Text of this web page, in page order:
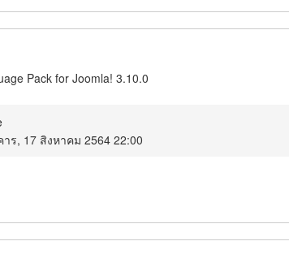
Pack for Joomla! 3.10.0
าร, 17 สิงหาคม 2564 22:00